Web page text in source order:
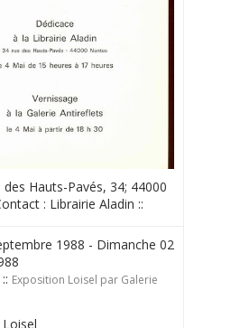
des Hauts-Pavés, 34; 44000
: Librairie Aladin ::
1988 - Dimanche 02
Exposition Loisel par Galerie